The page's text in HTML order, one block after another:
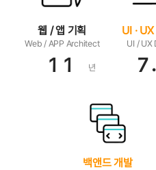
웹 / 앱 기획
Web / APP Architect
1 1 년
UI ·
UI / UX
7.
백앤드 개발